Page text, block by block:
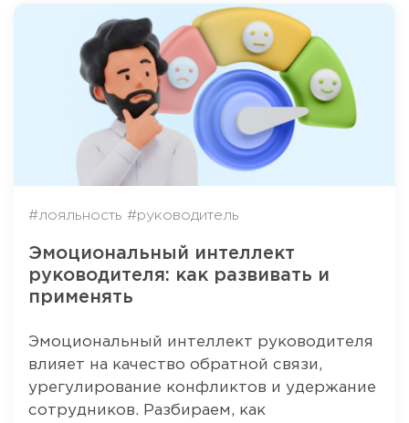
#лояльность #руководитель
Эмоциональный интеллект
руководителя: как развивать и
применять
Эмоциональный интеллект руководителя
влияет на качество обратной связи,
урегулирование конфликтов и удержание
сотрудников. Разбираем, как